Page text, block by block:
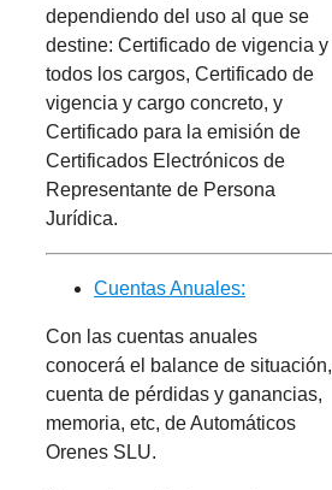
dependiendo del uso al que se
destine: Certificado de vigencia y
todos los cargos, Certificado de
vigencia y cargo concreto, y
Certificado para la emisión de
Certificados Electrónicos de
Representante de Persona
Jurídica.
Cuentas Anuales:
Con las cuentas anuales
conocerá el balance de situación,
cuenta de pérdidas y ganancias,
memoria, etc, de Automáticos
Orenes SLU.